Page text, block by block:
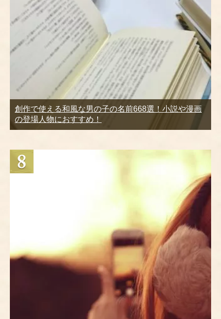
創作で使える和風な男の子の名前668選！小説や漫画
の登場人物におすすめ！